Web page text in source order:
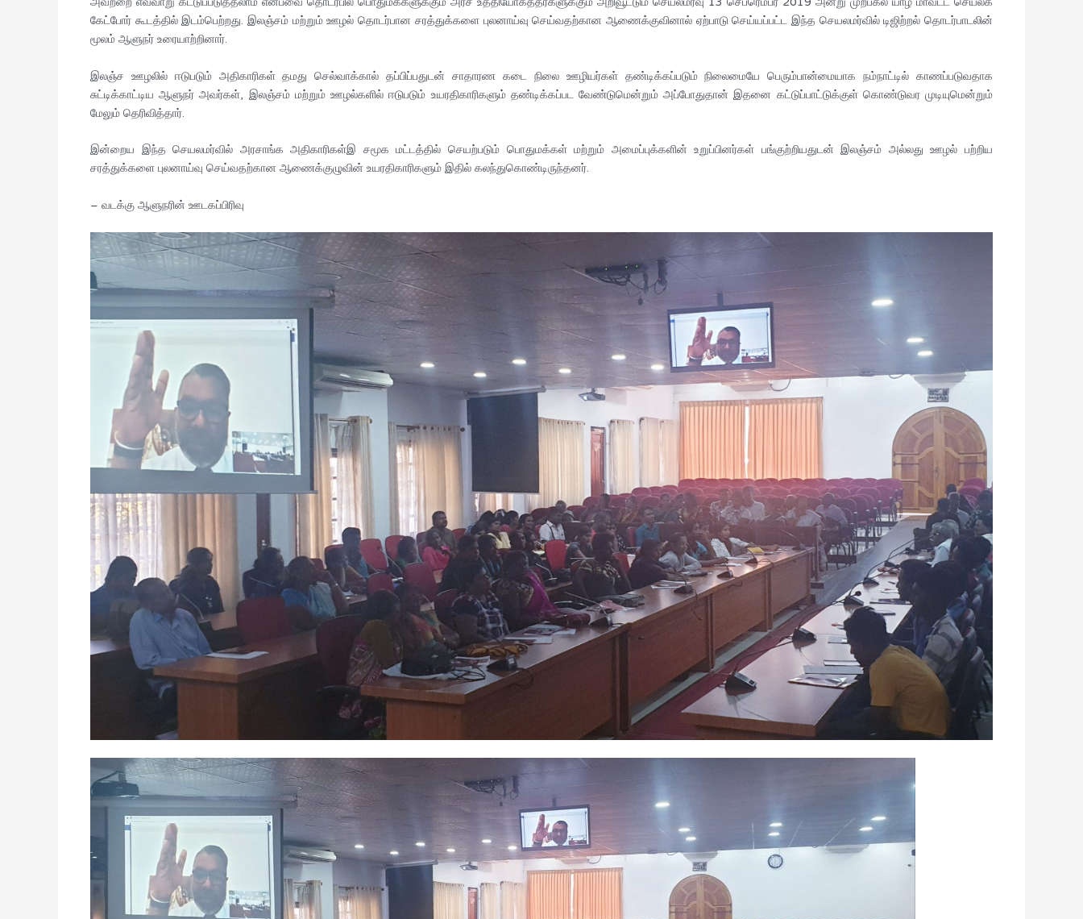
கேட்போர் கூடத்தில் இடம்பெற்றது. இலஞ்சம் மற்றும் ஊழல் தொடர்பான சரத்துக்களை புலனாய்வு செய்வதற்கான ஆணைக்குவினால் ஏற்பாடு செய்யப்பட்ட இந்த செயலமர்வில் டிஜிற்றல் தொடர்பாடலின்
மூலம் ஆளுநர் உரையாற்றினார்.
இலஞ்ச ஊழலில் ஈடுபடும் அதிகாரிகள் தமது செல்வாக்கால் தப்பிப்பதுடன் சாதாரண கடை நிலை ஊழியர்கள் தண்டிக்கப்படும் நிலைமையே பெரும்பான்மையாக நம்நாட்டில் காணப்படுவதாக
சுட்டிக்காட்டிய ஆளுநர் அவர்கள், இலஞ்சம் மற்றும் ஊழல்களில் ஈடுபடும் உயரதிகாரிகளும் தண்டிக்கப்பட வேண்டுமென்றும் அப்போதுதான் இதனை கட்டுப்பாட்டுக்குள் கொண்டுவர முடியுமென்றும்
மேலும் தெரிவித்தார்.
இன்றைய இந்த செயலமர்வில் அரசாங்க அதிகாரிகள்இ சமூக மட்டத்தில் செயற்படும் பொதுமக்கள் மற்றும் அமைப்புக்களின் உறுப்பினர்கள் பங்குற்றியதுடன் இலஞ்சம் அல்லது ஊழல் பற்றிய
சரத்துக்களை புலனாய்வு செய்வதற்கான ஆணைக்குழுவின் உயரதிகாரிகளும் இதில் கலந்துகொண்டிருந்தனர்.
– வடக்கு ஆளுநரின் ஊடகப்பிரிவு